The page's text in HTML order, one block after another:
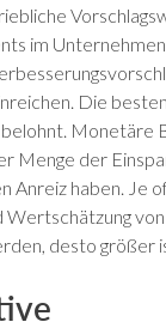
im
Die
Monetäre
Menge der
Anreiz haben. Je
Wertschätzung
desto größer